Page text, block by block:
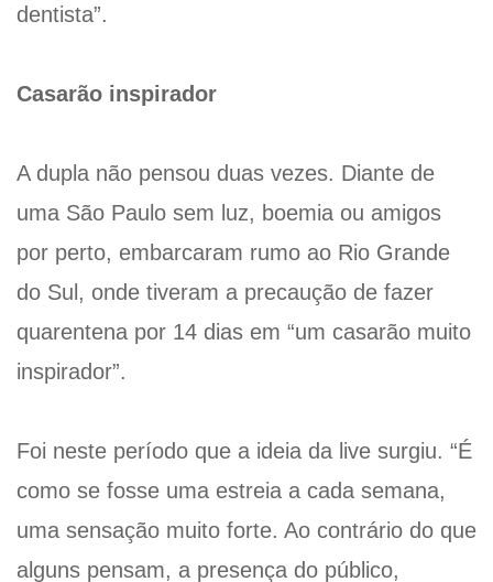
dentista”.
Casarão inspirador
A dupla não pensou duas vezes. Diante de
uma São Paulo sem luz, boemia ou amigos
por perto, embarcaram rumo ao Rio Grande
do Sul, onde tiveram a precaução de fazer
quarentena por 14 dias em “um casarão muito
inspirador”.
Foi neste período que a ideia da live surgiu. “É
como se fosse uma estreia a cada semana,
uma sensação muito forte. Ao contrário do que
alguns pensam, a presença do público,